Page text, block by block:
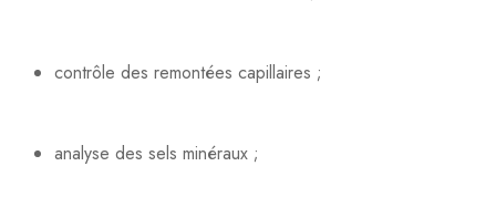
contrôle des remontées capillaires ;
analyse des sels minéraux ;